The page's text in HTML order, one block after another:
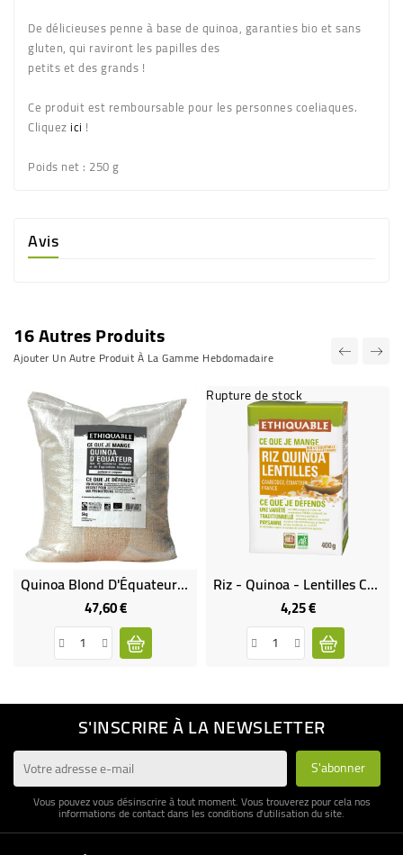
De délicieuses penne à base de quinoa, garanties bio et sans
gluten, qui raviront les papilles des
petits et des grands !
Ce produit est remboursable pour les personnes coeliaques.
Cliquez ici !
Poids net : 250 g
Avis
16 Autres Produits
Ajouter Un Autre Produit À La Gamme Hebdomadaire
Quinoa Blond D'Équateur Bio Et Équitable VRAC RHD 5 Kg
47,60 €Prix
Rupture de stock
Riz - Quinoa - Lentilles Corail Et Jaunes Bio & Équitable
4,25 €Prix
S'INSCRIRE À LA NEWSLETTER
Vous pouvez vous désinscrire à tout moment. Vous trouverez pour cela nos
informations de contact dans les conditions d'utilisation du site.